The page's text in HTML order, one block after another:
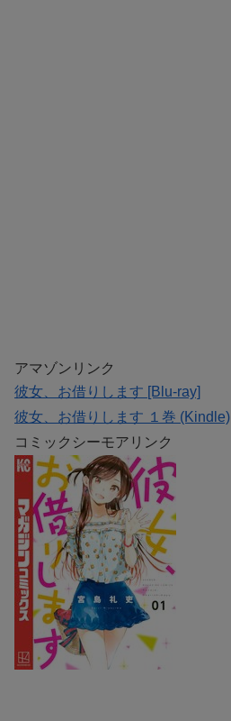
アマゾンリンク
彼女、お借りします [Blu-ray]
彼女、お借りします １巻 (Kindle)
コミックシーモアリンク